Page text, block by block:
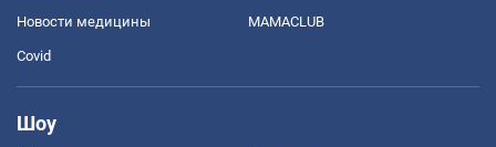
Новости медицины MAMACLUB
Covid
Шоу